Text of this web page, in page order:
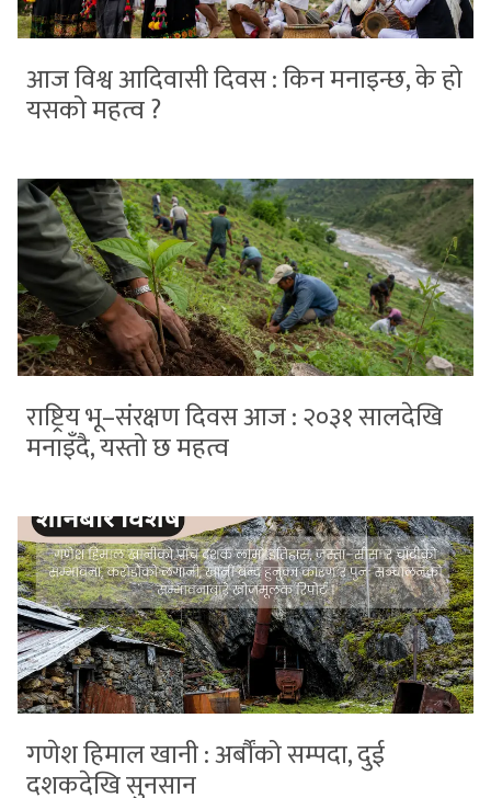
आज विश्व आदिवासी दिवस : किन मनाइन्छ, के हो
यसको महत्व ?
राष्ट्रिय भू–संरक्षण दिवस आज : २०३१ सालदेखि
मनाइँदै, यस्तो छ महत्व
गणेश हिमाल खानी : अर्बौंको सम्पदा, दुई
दशकदेखि सुनसान